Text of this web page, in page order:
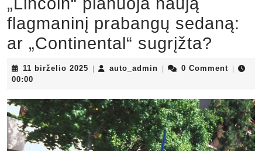
flagmaninį prabangų sedaną:
ar „Continental“ sugrįžta?
11 birželio 2025 11
auto_admin auto_admin
0 Comment
00:00